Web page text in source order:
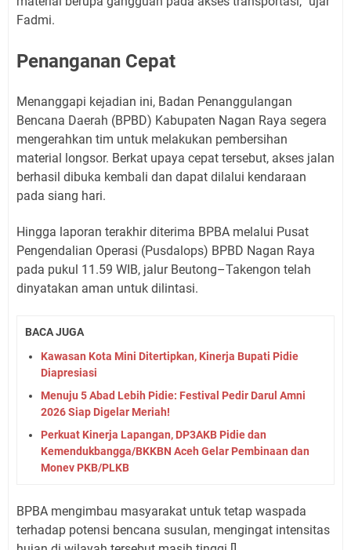
Fadmi.
Penanganan Cepat
​Menanggapi kejadian ini, Badan Penanggulangan
Bencana Daerah (BPBD) Kabupaten Nagan Raya segera
mengerahkan tim untuk melakukan pembersihan
material longsor. Berkat upaya cepat tersebut, akses jalan
berhasil dibuka kembali dan dapat dilalui kendaraan
pada siang hari.
​Hingga laporan terakhir diterima BPBA melalui Pusat
Pengendalian Operasi (Pusdalops) BPBD Nagan Raya
pada pukul 11.59 WIB, jalur Beutong–Takengon telah
dinyatakan aman untuk dilintasi.
BACA JUGA
Kawasan Kota Mini Ditertipkan, Kinerja Bupati Pidie
Diapresiasi
Menuju 5 Abad Lebih Pidie: Festival Pedir Darul Amni
2026 Siap Digelar Meriah!
Perkuat Kinerja Lapangan, DP3AKB Pidie dan
Kemendukbangga/BKKBN Aceh Gelar Pembinaan dan
Monev PKB/PLKB
​BPBA mengimbau masyarakat untuk tetap waspada
terhadap potensi bencana susulan, mengingat intensitas